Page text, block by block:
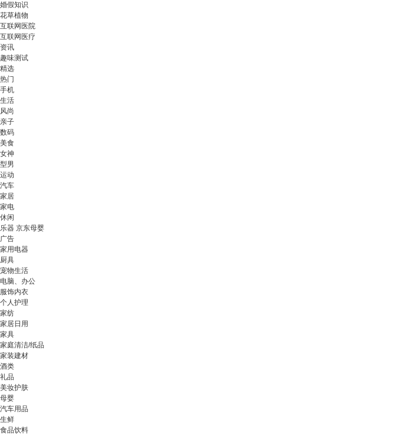
婚假知识
花草植物
互联网医院
互联网医疗
资讯
趣味测试
精选
热门
手机
生活
风尚
亲子
数码
美食
女神
型男
运动
汽车
家居
家电
休闲
乐器 京东母婴
广告
家用电器
厨具
宠物生活
电脑、办公
服饰内衣
个人护理
家纺
家居日用
家具
家庭清洁/纸品
家装建材
酒类
礼品
美妆护肤
母婴
汽车用品
生鲜
食品饮料